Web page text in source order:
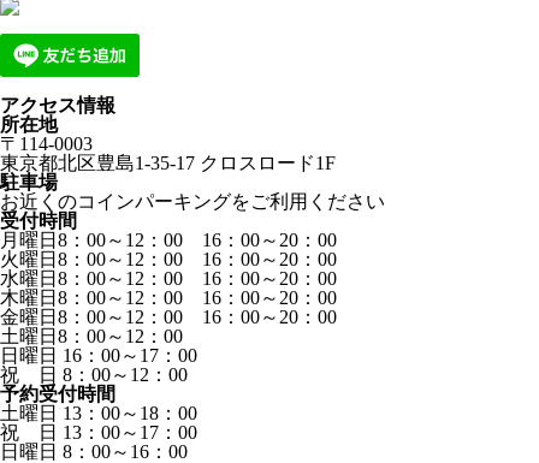
アクセス情報
所在地
〒114-0003
東京都北区豊島1-35-17 クロスロード1F
駐車場
お近くのコインパーキングをご利用ください
受付時間
月曜日8：00～12：00 16：00～20：00
火曜日8：00～12：00 16：00～20：00
水曜日8：00～12：00 16：00～20：00
木曜日8：00～12：00 16：00～20：00
金曜日8：00～12：00 16：00～20：00
土曜日8：00～12：00
日曜日 16：00～17：00
祝 日 8：00～12：00
予約受付時間
土曜日 13：00～18：00
祝 日 13：00～17：00
日曜日 8：00～16：00